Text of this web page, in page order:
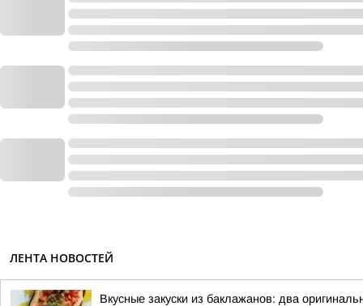
ЛЕНТА НОВОСТЕЙ
Вкусные закуски из баклажанов: два